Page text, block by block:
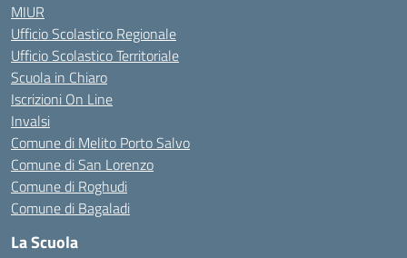
MIUR
Ufficio Scolastico Regionale
Ufficio Scolastico Territoriale
Scuola in Chiaro
Iscrizioni On Line
Invalsi
Comune di Melito Porto Salvo
Comune di San Lorenzo
Comune di Roghudi
Comune di Bagaladi
La Scuola